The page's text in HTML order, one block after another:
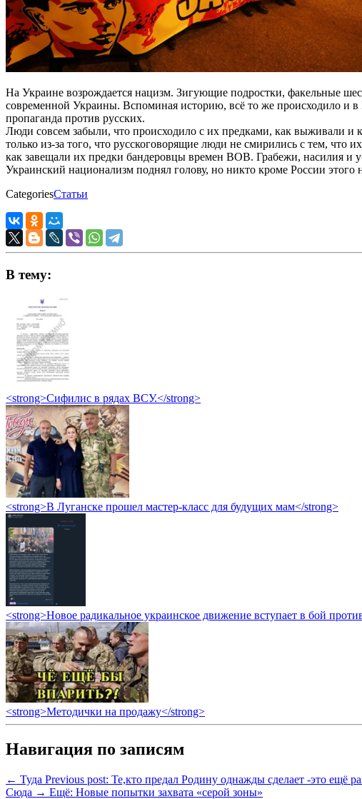
На Украине возрождается нацизм. Зигующие подростки, факельные
современной Украины. Вспоминая историю, всё то же происходило и
пропаганда против русских.
Люди совсем забыли, что происходило с их предками, как выживали и
только из-за того, что русскоговорящие люди не смирились с тем, что
как завещали их предки бандеровцы времен ВОВ. Грабежи, насилия и
Украинский национализм поднял голову, но никто кроме России этого
CategoriesСтатьи
В тему:
<strong>Сифилис в рядах ВСУ.</strong>
<strong>В Луганске прошел мастер-класс для будущих мам</strong>
<strong>Новое радикальное украинское движение вступает в бой
<strong>Методички на продажу</strong>
Навигация по записям
← Туда Previous post: Те,кто предал Родину однажды сделает -это ещё
Сюда → Ещё: Новые попытки захвата «серой зоны»